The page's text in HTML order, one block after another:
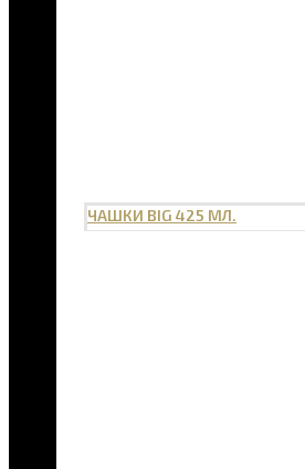
ЧАШКИ BIG 425 МЛ.